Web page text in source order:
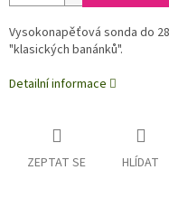
Vysokonapěťová sonda do
"klasických banánků".
Detailní informace
ZEPTAT SE HLÍDAT